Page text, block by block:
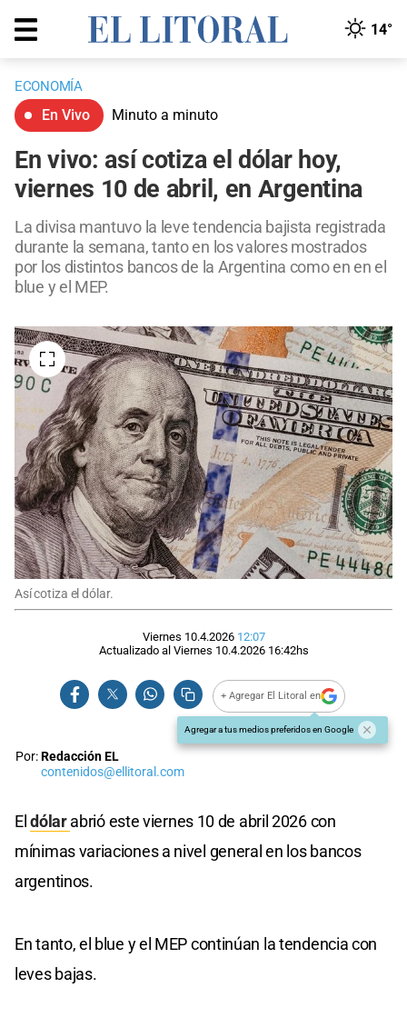
14°
ECONOMÍA
En Vivo Minuto a minuto
En vivo: así cotiza el dólar hoy,
viernes 10 de abril, en Argentina
La divisa mantuvo la leve tendencia bajista registrada
durante la semana, tanto en los valores mostrados
por los distintos bancos de la Argentina como en en el
blue y el MEP.
Así cotiza el dólar.
Viernes 10.4.2026 12:07
Actualizado al Viernes 10.4.2026 16:42hs
+ Agregar El Litoral en
Agregar a tus medios preferidos en Google
Por:Redacción EL
contenidos@ellitoral.com
Eldólarabrió este viernes 10 de abril 2026 con
mínimas variaciones a nivel general en los bancos
argentinos.
En tanto, el blue y el MEP continúan la tendencia con
leves bajas.